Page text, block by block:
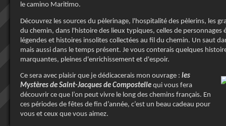
le camino Maritimo.
Découvrez les sources du pèlerinage, l'hospitalité des pèlerins, les
du chemin, dans l'histoire des lieux typiques, celles de personnages
légendes et histoires insolites collectées au fil du chemin. Un saut
mais aussi dans le temps présent. Je vous conterais quelques
marquantes, pleines d'enrichissement et d'espoir.
Ce sera avec plaisir que je dédicacerais mon ouvrage : les
Mystères de Saint-Jacques de Compostelle qui vous fera
découvrir ce que l’on peut vivre le long des chemins français. En
ces périodes de fêtes de fin d’année, c’est un beau cadeau pour
vous et ceux que vous aimez.